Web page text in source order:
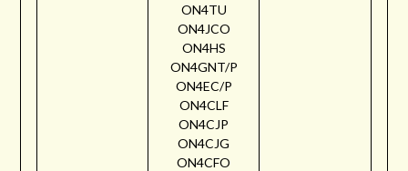
ON4TU
ON4JCO
ON4HS
ON4GNT/P
ON4EC/P
ON4CLF
ON4CJP
ON4CJG
ON4CFO